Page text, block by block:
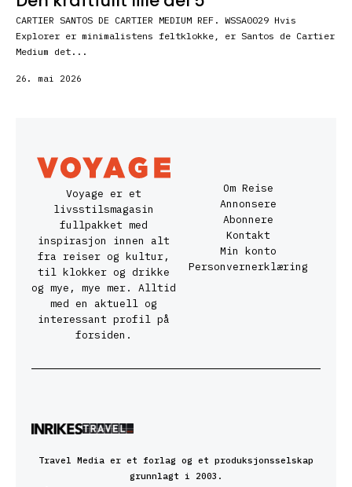
CARTIER SANTOS DE CARTIER MEDIUM REF. WSSA0029 Hvis
Explorer er minimalistens feltklokke, er Santos de Cartier
Medium det...
26. mai 2026
Voyage er et
livsstilsmagasin
fullpakket med
inspirasjon innen alt
fra reiser og kultur,
til klokker og drikke
og mye, mye mer. Alltid
med en aktuell og
interessant profil på
forsiden.
Om Reise
Annonsere
Abonnere
Kontakt
Min konto
Personvernerklæring
Travel Media er et forlag og et produksjonsselskap
grunnlagt i 2003.